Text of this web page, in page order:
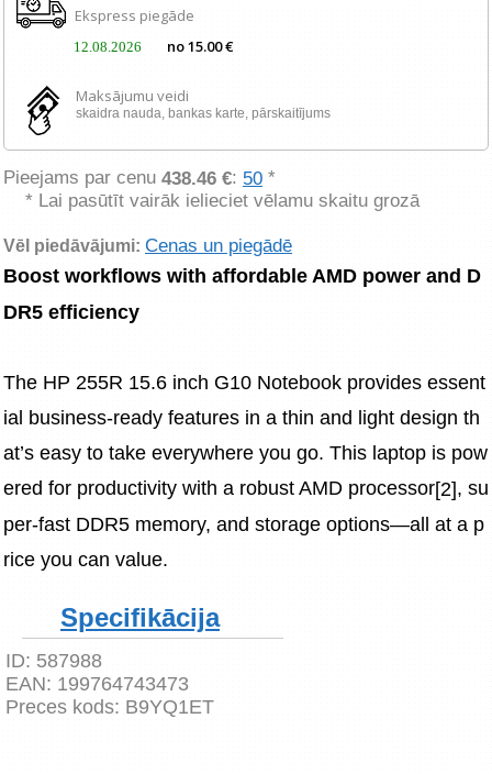
Ekspress piegāde
12.08.2026 no 15.00 €
Maksājumu veidi
skaidra nauda, ​​bankas karte, pārskaitījums
Pieejams par cenu 438.46 €: 50 *
* Lai pasūtīt vairāk ielieciet vēlamu skaitu grozā
Vēl piedāvājumi: Cenas un piegādē
Boost workflows with affordable AMD power and D
DR5 efficiency
The HP 255R 15.6 inch G10 Notebook provides essent
ial business-ready features in a thin and light design th
at’s easy to take everywhere you go. This laptop is pow
ered for productivity with a robust AMD processor[2], su
per-fast DDR5 memory, and storage options—all at a p
rice you can value.
Specifikācija
ID: 587988
EAN: 199764743473
Preces kods: B9YQ1ET